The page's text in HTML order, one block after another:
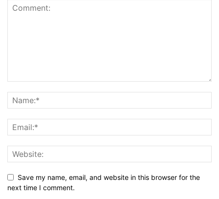
Save my name, email, and website in this browser for the
next time I comment.